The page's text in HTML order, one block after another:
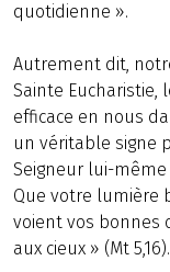
quotidienne ».
Autrement dit,
Sainte Eucharistie,
efficace en nous
un véritable signe
Seigneur lui-même
Que votre lumière
voient vos bonnes
aux cieux » (Mt 5,16).